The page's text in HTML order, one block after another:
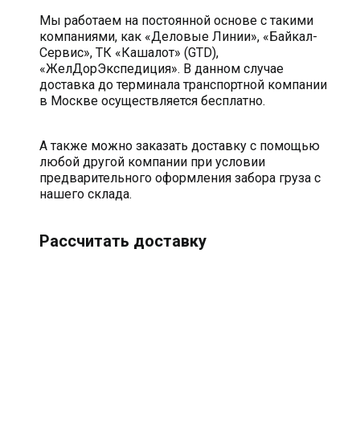
Мы работаем на постоянной основе с такими
компаниями, как «Деловые Линии», «Байкал-
Сервис», ТК «Кашалот» (GTD),
«ЖелДорЭкспедиция». В данном случае
доставка до терминала транспортной компании
в Москве осуществляется бесплатно.
А также можно заказать доставку с помощью
любой другой компании при условии
предварительного оформления забора груза с
нашего склада.
Рассчитать доставку